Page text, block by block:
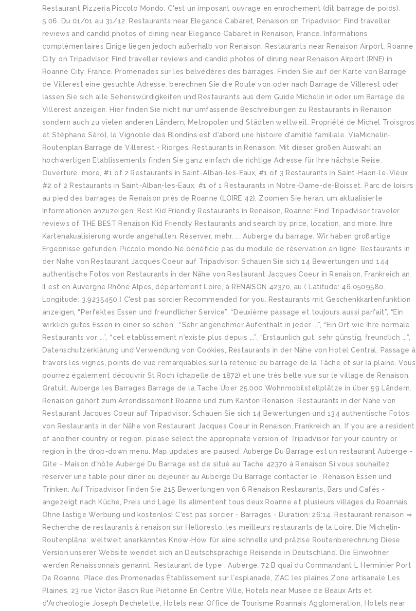
Restaurant Pizzeria Piccolo Mondo. C'est un imposant ouvrage en enrochement (dit barrage de poids).
5:06. Du 01/01 au 31/12. Restaurants near Elegance Cabaret, Renaison on Tripadvisor: Find traveller
reviews and candid photos of dining near Elegance Cabaret in Renaison, France. Informations
complémentaires Einige liegen jedoch außerhalb von Renaison. Restaurants near Renaison Airport, Roanne
City on Tripadvisor: Find traveller reviews and candid photos of dining near Renaison Airport (RNE) in
Roanne City, France. Promenades sur les belvédères des barrages. Finden Sie auf der Karte von Barrage
de Villerest eine gesuchte Adresse, berechnen Sie die Route von oder nach Barrage de Villerest oder
lassen Sie sich alle Sehenswürdigkeiten und Restaurants aus dem Guide Michelin in oder um Barrage de
Villerest anzeigen. Hier finden Sie nicht nur umfassende Beschreibungen zu Restaurants in Renaison
sondern auch zu vielen anderen Ländern, Metropolen und Städten weltweit. Propriété de Michel Troisgros
et Stéphane Sérol, le Vignoble des Blondins est d'abord une histoire d'amitié familiale. ViaMichelin-
Routenplan Barrage de Villerest - Riorges. Restaurants in Renaison: Mit dieser großen Auswahl an
hochwertigen Etablissements finden Sie ganz einfach die richtige Adresse für Ihre nächste Reise.
Ouverture. more, #1 of 2 Restaurants in Saint-Alban-les-Eaux, #1 of 3 Restaurants in Saint-Haon-le-Vieux,
#2 of 2 Restaurants in Saint-Alban-les-Eaux, #1 of 1 Restaurants in Notre-Dame-de-Boisset. Parc de loisirs
au pied des barrages de Renaison près de Roanne (LOIRE 42). Zoomen Sie heran, um aktualisierte
Informationen anzuzeigen. Best Kid Friendly Restaurants in Renaison, Roanne: Find Tripadvisor traveler
reviews of THE BEST Renaison Kid Friendly Restaurants and search by price, location, and more. Ihre
Kartenakualisierung wurde angehalten. Réserver. mehr. ... Auberge du barrage. Wir haben großartige
Ergebnisse gefunden. Piccolo mondo Ne bénéficie pas du module de réservation en ligne. Restaurants in
der Nähe von Restaurant Jacques Coeur auf Tripadvisor: Schauen Sie sich 14 Bewertungen und 144
authentische Fotos von Restaurants in der Nähe von Restaurant Jacques Coeur in Renaison, Frankreich an.
Il est en Auvergne Rhône Alpes, département Loire, à RENAISON 42370, au ( Latitude: 46.0509580,
Longitude: 3.9235450 ) C'est pas sorcier Recommended for you. Restaurants mit Geschenkkartenfunktion
anzeigen, “Perfektes Essen und freundlicher Service”, “Deuxième passage et toujours aussi parfait”, “Ein
wirklich gutes Essen in einer so schön”, “Sehr angenehmer Aufenthalt in jeder ...”, “Ein Ort wie Ihre normale
Restaurants vor ...”, “cet etablissement n'existe plus depuis ...”, “Erstaunlich gut, sehr günstig, freundlich ...”,
Datenschutzerklärung und Verwendung von Cookies, Restaurants in der Nähe von Hotel Central. Passage à
travers les vignes, points de vue remarquables sur la retenue du barrage de la Tâche et sur la plaine. Vous
pourrez également découvrir St Roch (chapelle de 1872) et une très belle vue sur le village de Renaison.
Gratuit. Auberge les Barrages Barrage de la Tache Über 25.000 Wohnmobilstellplätze in über 59 Ländern.
Renaison gehört zum Arrondissement Roanne und zum Kanton Renaison. Restaurants in der Nähe von
Restaurant Jacques Coeur auf Tripadvisor: Schauen Sie sich 14 Bewertungen und 134 authentische Fotos
von Restaurants in der Nähe von Restaurant Jacques Coeur in Renaison, Frankreich an. If you are a resident
of another country or region, please select the appropriate version of Tripadvisor for your country or
region in the drop-down menu. Map updates are paused. Auberge Du Barrage est un restaurant Auberge -
Gîte - Maison d'hôte Auberge Du Barrage est de situé au Tache 42370 à Renaison Si vous souhaitez
réserver une table pour diner ou dejeuner au Auberge Du Barrage contacter le . Renaison Essen und
Trinken: Auf Tripadvisor finden Sie 215 Bewertungen von 6 Renaison Restaurants, Bars und Cafés -
angezeigt nach Küche, Preis und Lage. Ils alimentent tous deux Roanne et plusieurs villages du Roannais.
Ohne lästige Werbung und kostenlos! C'est pas sorcier - Barrages - Duration: 26:14. Restaurant renaison ⇒
Recherche de restaurants à renaison sur Helloresto, les meilleurs restaurants de la Loire. Die Michelin-
Routenpläne: weltweit anerkanntes Know-How für eine schnelle und präzise Routenberechnung Diese
Version unserer Website wendet sich an Deutschsprachige Reisende in Deutschland. Die Einwohner
werden Renaissonnais genannt. Restaurant de type : Auberge. 72 B quai du Commandant L Herminier Port
De Roanne, Place des Promenades Établissement sur l'esplanade, ZAC les plaines Zone artisanale Les
Plaines, 23 rue Victor Basch Rue Piétonne En Centre Ville, Hotels near Musee de Beaux Arts et
d'Archeologie Joseph Dechelette, Hotels near Office de Tourisme Roannais Agglomeration, Hotels near